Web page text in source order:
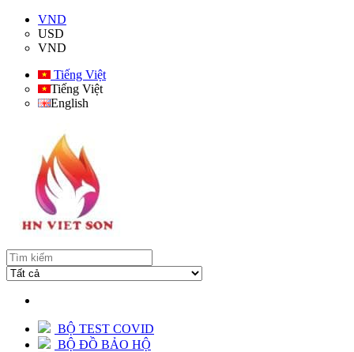
VND
USD
VND
Tiếng Việt
Tiếng Việt
English
BỘ TEST COVID
BỘ ĐỒ BẢO HỘ